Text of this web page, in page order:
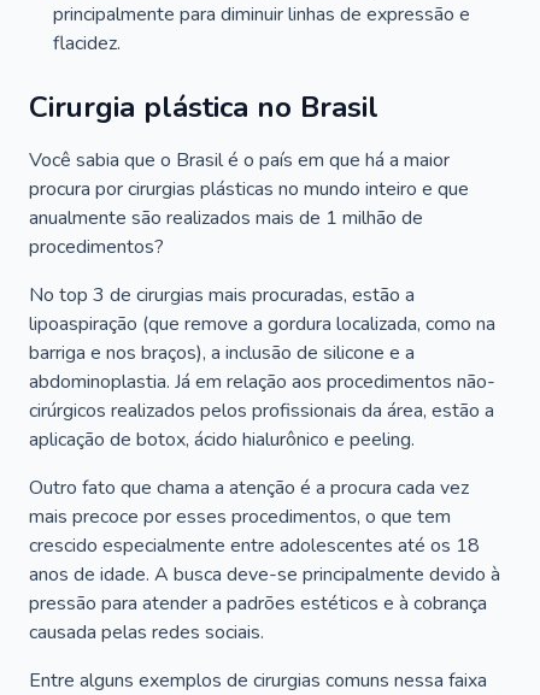
principalmente para diminuir linhas de expressão e
flacidez.
Cirurgia plástica no Brasil
Você sabia que o Brasil é o país em que há a maior
procura por cirurgias plásticas no mundo inteiro e que
anualmente são realizados mais de 1 milhão de
procedimentos?
No top 3 de cirurgias mais procuradas, estão a
lipoaspiração (que remove a gordura localizada, como na
barriga e nos braços), a inclusão de silicone e a
abdominoplastia. Já em relação aos procedimentos não-
cirúrgicos realizados pelos profissionais da área, estão a
aplicação de botox, ácido hialurônico e peeling.
Outro fato que chama a atenção é a procura cada vez
mais precoce por esses procedimentos, o que tem
crescido especialmente entre adolescentes até os 18
anos de idade. A busca deve-se principalmente devido à
pressão para atender a padrões estéticos e à cobrança
causada pelas redes sociais.
Entre alguns exemplos de cirurgias comuns nessa faixa